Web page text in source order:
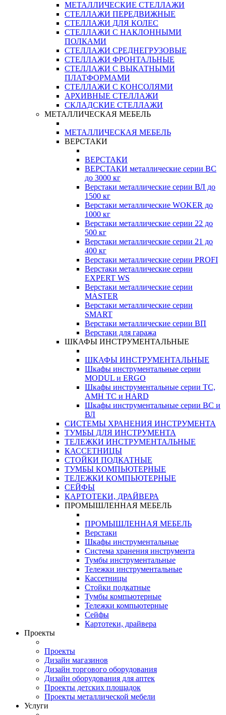
МЕТАЛЛИЧЕСКИЕ СТЕЛЛАЖИ
СТЕЛЛАЖИ ПЕРЕДВИЖНЫЕ
СТЕЛЛАЖИ ДЛЯ КОЛЕС
СТЕЛЛАЖИ С НАКЛОННЫМИ
ПОЛКАМИ
СТЕЛЛАЖИ СРЕДНЕГРУЗОВЫЕ
СТЕЛЛАЖИ ФРОНТАЛЬНЫЕ
СТЕЛЛАЖИ С ВЫКАТНЫМИ
ПЛАТФОРМАМИ
СТЕЛЛАЖИ С КОНСОЛЯМИ
АРХИВНЫЕ СТЕЛЛАЖИ
СКЛАДСКИЕ СТЕЛЛАЖИ
МЕТАЛЛИЧЕСКАЯ МЕБЕЛЬ
МЕТАЛЛИЧЕСКАЯ МЕБЕЛЬ
ВЕРСТАКИ
ВЕРСТАКИ
ВЕРСТАКИ металлические серии ВС
до 3000 кг
Верстаки металлические серии ВЛ до
1500 кг
Верстаки металлические WOKER до
1000 кг
Верстаки металлические серии 22 до
500 кг
Верстаки металлические серии 21 до
400 кг
Верстаки металлические серии PROFI
Верстаки металлические серии
EXPERT WS
Верстаки металлические серии
MASTER
Верстаки металлические серии
SMART
Верстаки металлические серии ВП
Верстаки для гаража
ШКАФЫ ИНСТРУМЕНТАЛЬНЫЕ
ШКАФЫ ИНСТРУМЕНТАЛЬНЫЕ
Шкафы инструментальные серии
MODUL и ERGO
Шкафы инструментальные серии ТС,
АМН ТС и HARD
Шкафы инструментальные серии ВС и
ВЛ
СИСТЕМЫ ХРАНЕНИЯ ИНСТРУМЕНТА
ТУМБЫ ДЛЯ ИНСТРУМЕНТА
ТЕЛЕЖКИ ИНСТРУМЕНТАЛЬНЫЕ
КАССЕТНИЦЫ
СТОЙКИ ПОДКАТНЫЕ
ТУМБЫ КОМПЬЮТЕРНЫЕ
ТЕЛЕЖКИ КОМПЬЮТЕРНЫЕ
СЕЙФЫ
КАРТОТЕКИ, ДРАЙВЕРА
ПРОМЫШЛЕННАЯ МЕБЕЛЬ
ПРОМЫШЛЕННАЯ МЕБЕЛЬ
Верстаки
Шкафы инструментальные
Система хранения инструмента
Тумбы инструментальные
Тележки инструментальные
Кассетницы
Стойки подкатные
Тумбы компьютерные
Тележки компьютерные
Сейфы
Картотеки, драйвера
Проекты
Проекты
Дизайн магазинов
Дизайн торгового оборудования
Дизайн оборудования для аптек
Проекты детских площадок
Проекты металлической мебели
Услуги